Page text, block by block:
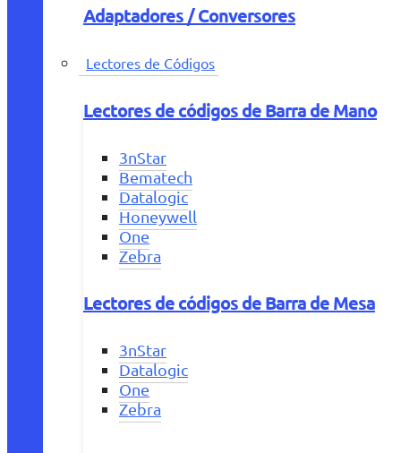
Adaptadores / Conversores
Lectores de Códigos
Lectores de códigos de Barra de Mano
3nStar
Bematech
Datalogic
Honeywell
One
Zebra
Lectores de códigos de Barra de Mesa
3nStar
Datalogic
One
Zebra